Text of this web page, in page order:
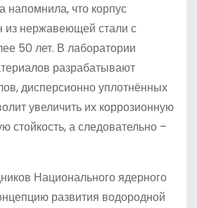
что корпус
из нержавеющей стали с
50 лет. В лаборатории
разрабатывают
дисперсионно уплотнённых
увеличить их коррозионную
стойкость, а следовательно –
Национального ядерного
развития водородной